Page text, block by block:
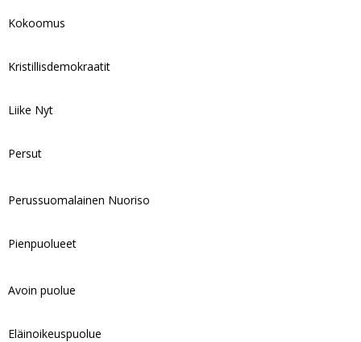
Kokoomus
Kristillisdemokraatit
Liike Nyt
Persut
Perussuomalainen Nuoriso
Pienpuolueet
Avoin puolue
Eläinoikeuspuolue